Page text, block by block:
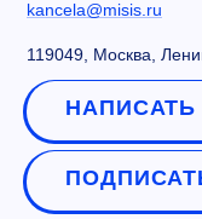
kancela@misis.ru
119049, Москва,